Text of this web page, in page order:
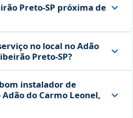
Preto‑SP próxima de
no local no Adão
Preto‑SP?
instalador de
do Carmo Leonel,